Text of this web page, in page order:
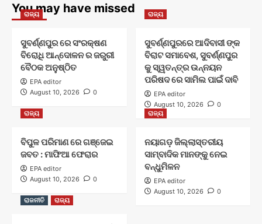
You may have missed
ରାଜ୍ୟ
ସୁବର୍ଣ୍ଣପୁର ରେ ସଂରକ୍ଷଣ
ବିରୋଧି ଆନ୍ଦୋଳନ ର ଜରୁରୀ
ବୈଠକ ଅନୁଷ୍ଠିତ
EPA editor
August 10, 2026
0
ରାଜ୍ୟ
ସୁବର୍ଣ୍ଣପୁରରେ ଆଦିବାସୀ ଙ୍କ
ବିରାଟ ସମାବେଶ, ସୁବର୍ଣ୍ଣପୁର
କୁ ସ୍ୱତନ୍ତ୍ର ଉନ୍ନୟନ
ପରିଷଦ ରେ ସାମିଲ ପାଇଁ ଦାବି
EPA editor
August 10, 2026
0
ରାଜ୍ୟ
ବିପୁଳ ପରିମାଣ ରେ ଗଞ୍ଜେଇ
ଜବତ : ମାଫିଆ ଫେରାର
EPA editor
August 10, 2026
0
ରାଜ୍ୟ
ନୟାଗଡ଼ ଜିଲ୍ଲାସ୍ତରୀୟ
ସାମ୍ବାଦିକ ମାନଙ୍କୁ ନେଇ
ବନ୍ଧୁମିଳନ
EPA editor
August 10, 2026
0
ରାଜନୀତି
ରାଜ୍ୟ